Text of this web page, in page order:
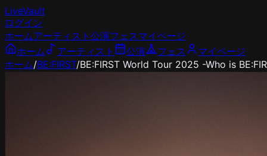
LiveVault
ログイン
ホームアーティスト 公演フェスマイページ
ホーム
アーティスト 公演 フェス
マイページ
ホーム/BE:FIRST/BE:FIRST World Tour 2025 -Who is